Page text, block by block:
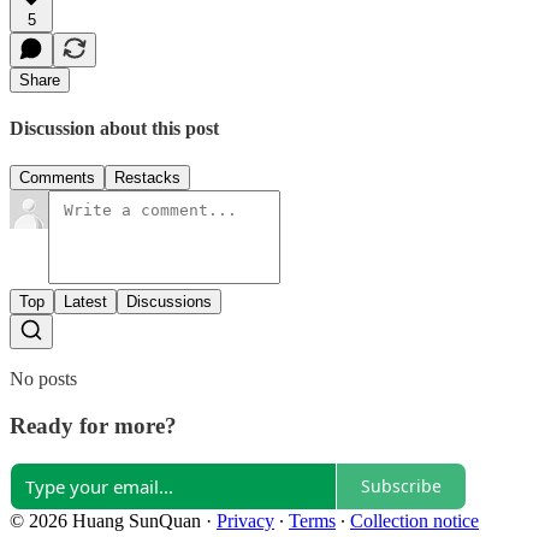
5
Share
Discussion about this post
Comments Restacks
Top Latest Discussions
No posts
Ready for more?
Subscribe
© 2026 Huang SunQuan · Privacy ∙ Terms ∙ Collection notice